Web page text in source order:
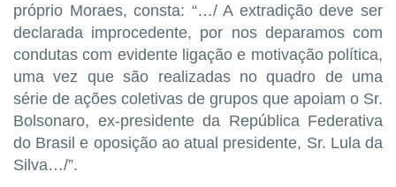
próprio Moraes, consta: “…/ A extradição deve ser
declarada improcedente, por nos deparamos com
condutas com evidente ligação e motivação política,
uma vez que são realizadas no quadro de uma
série de ações coletivas de grupos que apoiam o Sr.
Bolsonaro, ex-presidente da República Federativa
do Brasil e oposição ao atual presidente, Sr. Lula da
Silva…/”.